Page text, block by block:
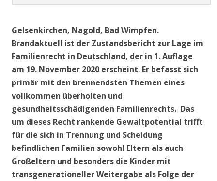
Gelsenkirchen, Nagold, Bad Wimpfen.
Brandaktuell ist der Zustandsbericht zur Lage im
Familienrecht in Deutschland, der in 1. Auflage
am 19. November 2020 erscheint. Er befasst sich
primär mit den brennendsten Themen eines
vollkommen überholten und
gesundheitsschädigenden Familienrechts. Das
um dieses Recht rankende Gewaltpotential trifft
für die sich in Trennung und Scheidung
befindlichen Familien sowohl Eltern als auch
Großeltern und besonders die Kinder mit
transgenerationeller Weitergabe als Folge der